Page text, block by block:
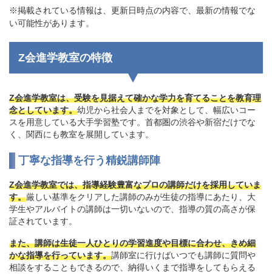
※掲載されている情報は、更新日時点の内容で、最新の情報でな
い可能性があります。
Z会進学教室の特徴
Z会進学教室は、受験を見据えて確かな学力を育てることを教育理
念としています。幼児から社会人までを対象として、幅広いコー
スを用意している大手学習塾です。首都圏の渋谷や新宿だけでな
く、関西にも教室を展開しています。
丁寧な指導を行う精鋭講師陣
Z会進学教室では、指導経験豊富なプロの講師だけを採用していま
す。厳しい基準をクリアした講師のみが生徒の指導にあたり、大
学生やアルバイトの講師は一切いないので、指導の質の高さが保
証されています。
また、講師は生徒一人ひとりの学習進度や目標に合わせ、きめ細
かな指導を行っています。講師室に行けばいつでも講師に質問や
相談をすることもできるので、納得いくまで指導をしてもらえる